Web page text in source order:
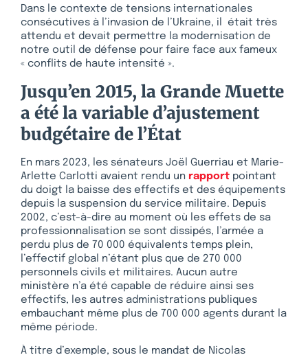
Dans le contexte de tensions internationales
consécutives à l’invasion de l’Ukraine, il était très
attendu et devait permettre la modernisation de
notre outil de défense pour faire face aux fameux
« conflits de haute intensité ».
Jusqu’en 2015, la Grande Muette
a été la variable d’ajustement
budgétaire de l’État
En mars 2023, les sénateurs Joël Guerriau et Marie-
Arlette Carlotti avaient rendu un rapport pointant
du doigt la baisse des effectifs et des équipements
depuis la suspension du service militaire. Depuis
2002, c’est-à-dire au moment où les effets de sa
professionnalisation se sont dissipés, l’armée a
perdu plus de 70 000 équivalents temps plein,
l’effectif global n’étant plus que de 270 000
personnels civils et militaires. Aucun autre
ministère n’a été capable de réduire ainsi ses
effectifs, les autres administrations publiques
embauchant même plus de 700 000 agents durant la
même période.
À titre d’exemple, sous le mandat de Nicolas